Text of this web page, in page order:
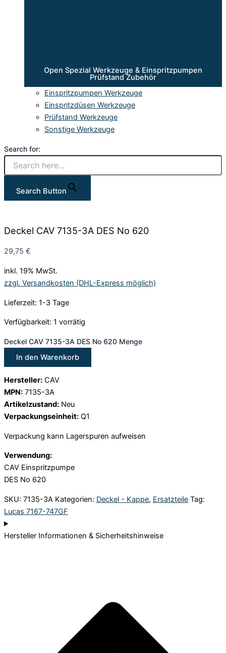
Open Spezial Werkzeuge & Einspritzpumpen
Prüfstand Zubehör
Einspritzpumpen Werkzeuge
Einspritzdüsen Werkzeuge
Prüfstand Werkzeuge
Sonstige Werkzeuge
Search for:
Search Button
Deckel CAV 7135-3A DES No 620
29,75 €
inkl. 19% MwSt.
zzgl. Versandkosten (DHL-Express möglich)
Lieferzeit: 1-3 Tage
Verfügbarkeit: 1 vorrätig
Deckel CAV 7135-3A DES No 620 Menge
In den Warenkorb
Hersteller: CAV
MPN: 7135-3A
Artikelzustand: Neu
Verpackungseinheit: Q1
Verpackung kann Lagerspuren aufweisen
Verwendung:
CAV Einspritzpumpe
DES No 620
SKU: 7135-3A Kategorien: Deckel - Kappe, Ersatzteile Tag:
Lucas 7167-747GF
Hersteller Informationen & Sicherheitshinweise